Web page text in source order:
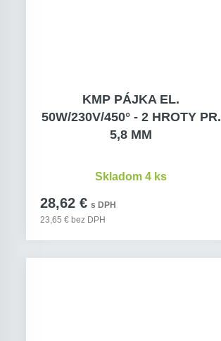
KMP PÁJKA EL.
50W/230V/450° - 2 HROTY PR.
5,8 MM
28,62 € s DPH
23,65 € bez DPH
Skladom 4 ks